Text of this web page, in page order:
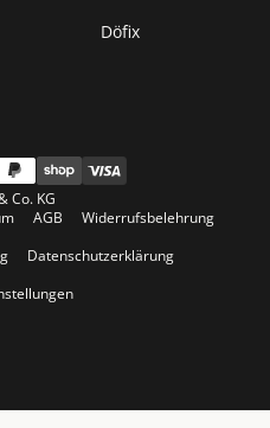
Döfix
Co. KG
AGB
Widerrufsbelehrung
Datenschutzerklärung